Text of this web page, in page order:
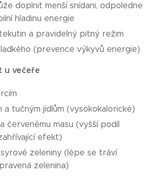
doplnit menší snídani, odpoledne
hladinu energie
a pravidelný pitný režim
(prevence výkyvů energie)
u večeře
a tučným jídlům (vysokokalorické)
červenému masu (vyšší podíl
efekt)
zeleniny (lépe se tráví
zelenina)